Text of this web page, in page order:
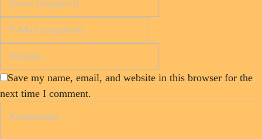
Save my name, email, and website in this browser for the
next time I comment.